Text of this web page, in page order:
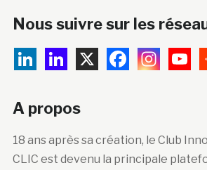
Nous suivre sur les
A propos
18 ans après sa création, le Club
CLIC est devenu la principale